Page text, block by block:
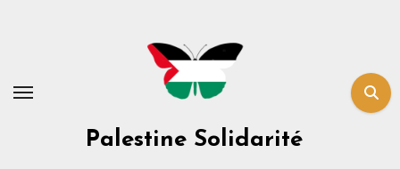
Palestine Solidarité